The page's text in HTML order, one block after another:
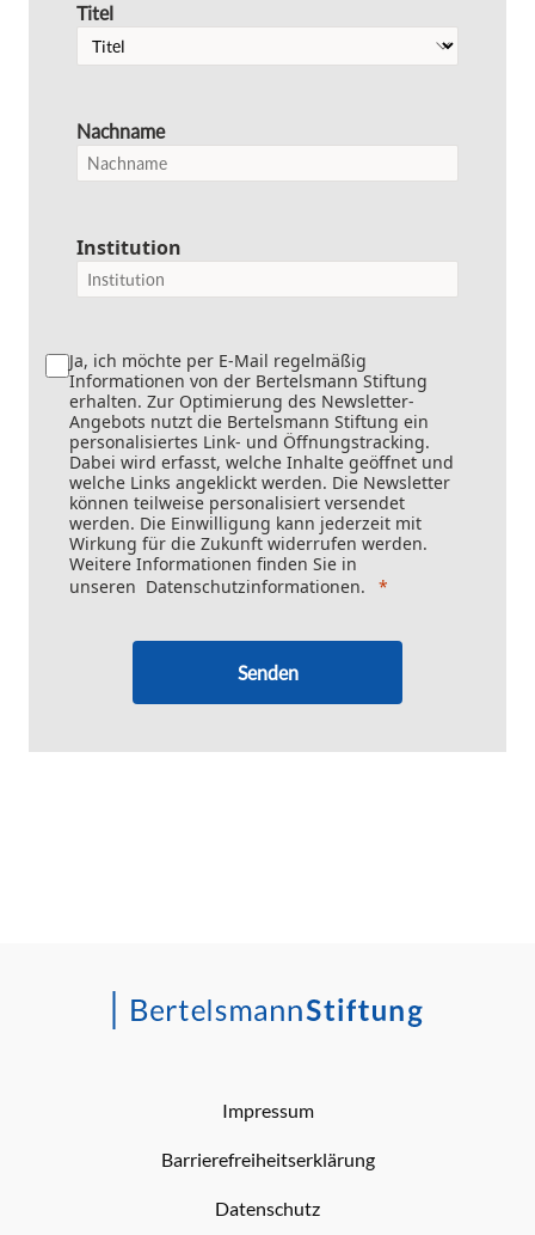
Titel
Nachname
Institution
Ja, ich möchte per E-Mail regelmäßig
Informationen von der Bertelsmann Stiftung
erhalten. Zur Optimierung des Newsletter-
Angebots nutzt die Bertelsmann Stiftung ein
personalisiertes Link- und Öffnungstracking.
Dabei wird erfasst, welche Inhalte geöffnet und
welche Links angeklickt werden. Die Newsletter
können teilweise personalisiert versendet
werden. Die Einwilligung kann jederzeit mit
Wirkung für die Zukunft widerrufen werden.
Weitere Informationen finden Sie in
unseren Datenschutzinformationen.
Senden
Impressum
Barrierefreiheitserklärung
Datenschutz